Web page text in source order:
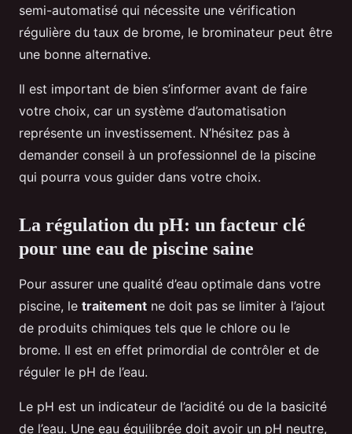
semi-automatisé qui nécessite une vérification
régulière du taux de brome, le brominateur peut être
une bonne alternative.
Il est important de bien s’informer avant de faire
votre choix, car un système d’automatisation
représente un investissement. N’hésitez pas à
demander conseil à un professionnel de la piscine
qui pourra vous guider dans votre choix.
La régulation du pH: un facteur clé
pour une eau de piscine saine
Pour assurer une qualité d’eau optimale dans votre
piscine, le traitement ne doit pas se limiter à l’ajout
de produits chimiques tels que le chlore ou le
brome. Il est en effet primordial de contrôler et de
réguler le pH de l’eau.
Le pH est un indicateur de l’acidité ou de la basicité
de l’eau. Une eau équilibrée doit avoir un pH neutre,